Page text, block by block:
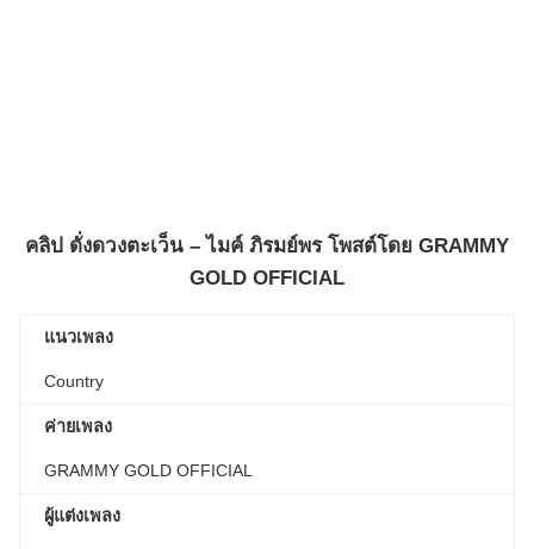
คลิป ดั่งดวงตะเว็น – ไมค์ ภิรมย์พร โพสต์โดย GRAMMY
GOLD OFFICIAL
แนวเพลง
Country
ค่ายเพลง
GRAMMY GOLD OFFICIAL
ผู้แต่งเพลง